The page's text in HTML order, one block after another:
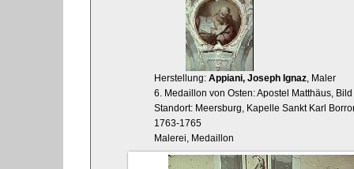
Herstellung: Appiani, Joseph Ignaz, Maler
6. Medaillon von Osten: Apostel Matthäus, Bild
Standort: Meersburg, Kapelle Sankt Karl
1763-1765
Malerei, Medaillon